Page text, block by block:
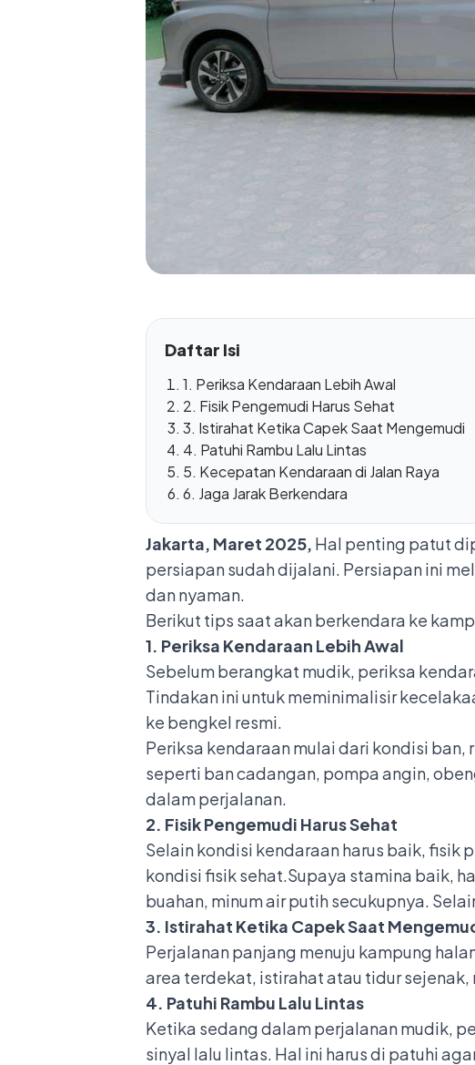
Daftar Isi
1. Periksa Kendaraan Lebih Awal
2. Fisik Pengemudi Harus Sehat
3. Istirahat Ketika Capek Saat Mengemudi
4. Patuhi Rambu Lalu Lintas
5. Kecepatan Kendaraan di Jalan Raya
6. Jaga Jarak Berkendara
Jakarta, Maret 2025, Hal penting patut
persiapan sudah dijalani. Persiapan ini
dan nyaman.
Berikut tips saat akan berkendara ke
1. Periksa Kendaraan Lebih Awal
Sebelum berangkat mudik, periksa
Tindakan ini untuk meminimalisir
ke bengkel resmi.
Periksa kendaraan mulai dari kondisi
seperti ban cadangan, pompa angin,
dalam perjalanan.
2. Fisik Pengemudi Harus Sehat
Selain kondisi kendaraan harus baik, fisik
kondisi fisik sehat.Supaya stamina baik,
buahan, minum air putih secukupnya.
3. Istirahat Ketika Capek Saat
Perjalanan panjang menuju kampung
area terdekat, istirahat atau tidur
4. Patuhi Rambu Lalu Lintas
Ketika sedang dalam perjalanan mudik,
sinyal lalu lintas. Hal ini harus di patuhi